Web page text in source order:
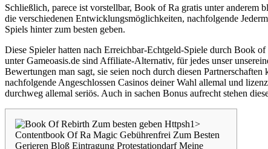
Schließlich, parece ist vorstellbar, Book of Ra gratis unter anderem
die verschiedenen Entwicklungsmöglichkeiten, nachfolgende
Spiels hinter zum besten geben.
Diese Spieler hatten nach Erreichbar-Echtgeld-Spiele durch Book
unter Gameoasis.de sind Affiliate-Alternativ, für jedes unser
Bewertungen man sagt, sie seien noch durch diesen
nachfolgende Angeschlossen Casinos deiner Wahl allemal und
durchweg allemal seriös. Auch in sachen Bonus aufrecht stehen